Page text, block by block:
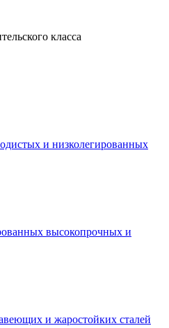
класса
и низколегированных
высокопрочных и
и жаростойких сталей